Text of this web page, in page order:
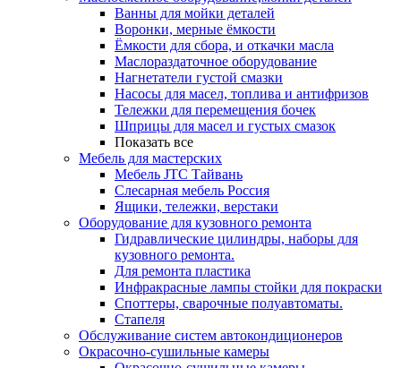
Ванны для мойки деталей
Воронки, мерные ёмкости
Ёмкости для сбора, и откачки масла
Маслораздаточное оборудование
Нагнетатели густой смазки
Насосы для масел, топлива и антифризов
Тележки для перемещения бочек
Шприцы для масел и густых смазок
Показать все
Мебель для мастерских
Мебель JTC Тайвань
Слесарная мебель Россия
Ящики, тележки, верстаки
Оборудование для кузовного ремонта
Гидравлические цилиндры, наборы для
кузовного ремонта.
Для ремонта пластика
Инфракрасные лампы стойки для покраски
Споттеры, сварочные полуавтоматы.
Стапеля
Обслуживание систем автокондиционеров
Окрасочно-сушильные камеры